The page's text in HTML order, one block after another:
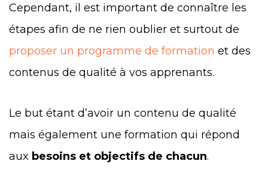
Cependant, il est important de connaître les
étapes afin de ne rien oublier et surtout de
proposer un programme de formation et des
contenus de qualité à vos apprenants.
Le but étant d’avoir un contenu de qualité
mais également une formation qui répond
aux besoins et objectifs de chacun.